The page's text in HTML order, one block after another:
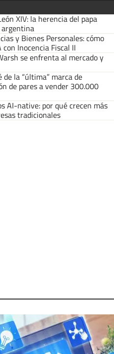
XIV: la herencia del papa
argentina
y Bienes Personales: cómo
Inocencia Fiscal II
se enfrenta al mercado y
de la “última” marca de
de pares a vender 300.000
AI-native: por qué crecen más
tradicionales